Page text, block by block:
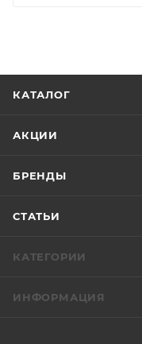
КАТАЛОГ
АКЦИИ
БРЕНДЫ
СТАТЬИ
КАТЕГОРИИ
ИНФОРМАЦИЯ